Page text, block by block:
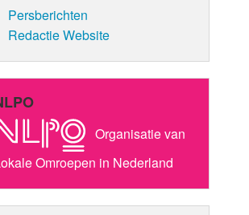
Persberichten
Redactie Website
Organisatie van
Omroepen in Nederland